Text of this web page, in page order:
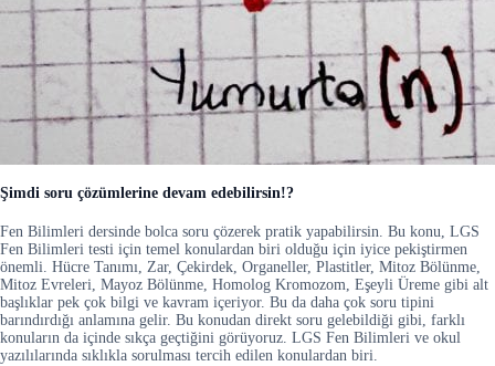
Şimdi soru çözümlerine devam edebilirsin!?
Fen Bilimleri dersinde bolca soru çözerek pratik yapabilirsin. Bu konu, LGS
Fen Bilimleri testi için temel konulardan biri olduğu için iyice pekiştirmen
önemli. Hücre Tanımı, Zar, Çekirdek, Organeller, Plastitler, Mitoz Bölünme,
Mitoz Evreleri, Mayoz Bölünme, Homolog Kromozom, Eşeyli Üreme gibi alt
başlıklar pek çok bilgi ve kavram içeriyor. Bu da daha çok soru tipini
barındırdığı anlamına gelir. Bu konudan direkt soru gelebildiği gibi, farklı
konuların da içinde sıkça geçtiğini görüyoruz. LGS Fen Bilimleri ve okul
yazılılarında sıklıkla sorulması tercih edilen konulardan biri.